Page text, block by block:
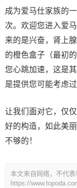
成为爱马仕家族的
次。欢迎您进入爱
来的是兴奋，肾上
的橙色盒子（最初
您心跳加速，这是
是提供您可能考虑
让我们面对它，仅
好的构造，如此美
不够的！
本文来自网络，不代表
https://